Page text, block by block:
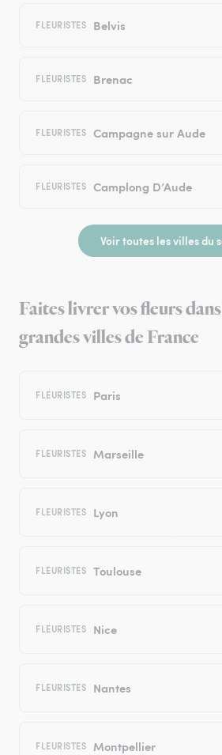
FLEURISTES Belvis
FLEURISTES Brenac
FLEURISTES Campagne sur Aude
FLEURISTES Camplong D’Aude
Voir toutes les villes du
Faites livrer vos fleurs
grandes villes de France
FLEURISTES Paris
FLEURISTES Marseille
FLEURISTES Lyon
FLEURISTES Toulouse
FLEURISTES Nice
FLEURISTES Nantes
FLEURISTES Montpellier